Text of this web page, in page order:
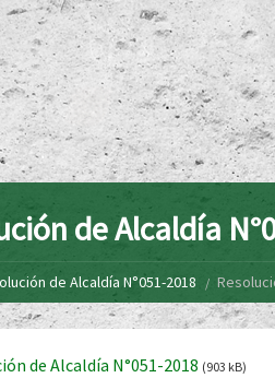
de Alcaldía
de Alcaldía N°051-2018
de Alcaldía N°051-2018 (903 kB)